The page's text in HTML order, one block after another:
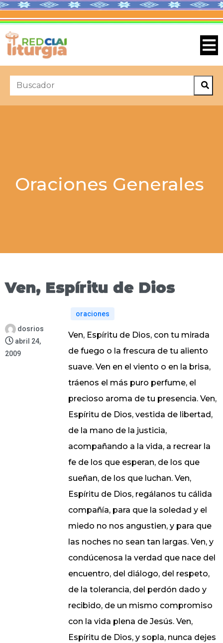
Oraciones Generales
Ven, Espíritu de Dios
dosrios
abril 24,
2009
oraciones
Ven, Espíritu de Dios, con tu mirada
de fuego o la frescura de tu aliento
suave. Ven en el viento o en la brisa,
tráenos el más puro perfume, el
precioso aroma de tu presencia. Ven,
Espíritu de Dios, vestida de libertad,
de la mano de la justicia,
acompañando a la vida, a recrear la
fe de los que esperan, de los que
sueñan, de los que luchan. Ven,
Espíritu de Dios, regálanos tu cálida
compañía, para que la soledad y el
miedo no nos angustien, y para que
las noches no sean tan largas. Ven, y
condúcenosa la verdad que nace del
encuentro, del diálogo, del respeto,
de la tolerancia, del perdón dado y
recibido, de un mismo compromiso
con la vida plena de Jesús. Ven,
Espíritu de Dios, y sopla, nunca dejes